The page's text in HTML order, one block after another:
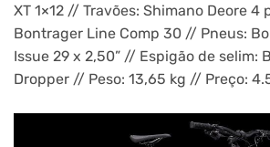
XT 1×12 // Travões: Shimano Deore 4
Bontrager Line Comp 30 // Pneus:
Issue 29 x 2,50” // Espigão de selim:
Dropper // Peso: 13,65 kg // Preço: